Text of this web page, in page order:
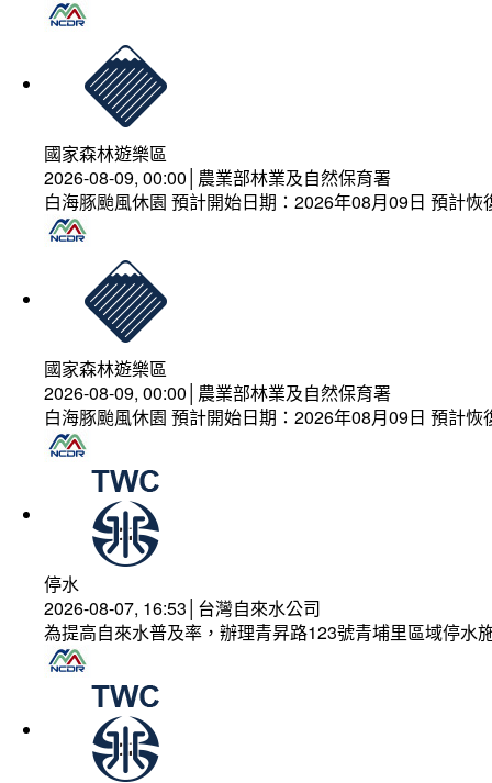
國家森林遊樂區
2026-08-09, 00:00│農業部林業及自然保育署
白海豚颱風休園 預計開始日期：2026年08月09日 預計
國家森林遊樂區
2026-08-09, 00:00│農業部林業及自然保育署
白海豚颱風休園 預計開始日期：2026年08月09日 預計
停水
2026-08-07, 16:53│台灣自來水公司
為提高自來水普及率，辦理青昇路123號青埔里區域停水